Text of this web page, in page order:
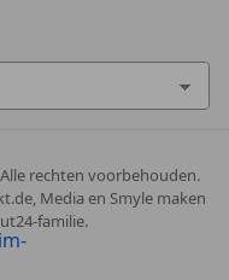
rechten voorbehouden.
Media en Smyle maken
familie.